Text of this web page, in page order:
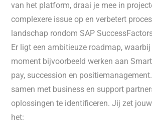
van het platform, draai je mee in
complexere issue op en verbetert
landschap rondom SAP
Er ligt een ambitieuze roadmap,
moment bijvoorbeeld werken aan
pay, succession en
samen met business en support
oplossingen te identificeren. Jij zet
het: